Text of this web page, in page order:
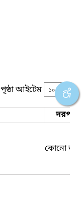
পৃষ্ঠা আইটেম
দরপত্র
কোনো তথ্য